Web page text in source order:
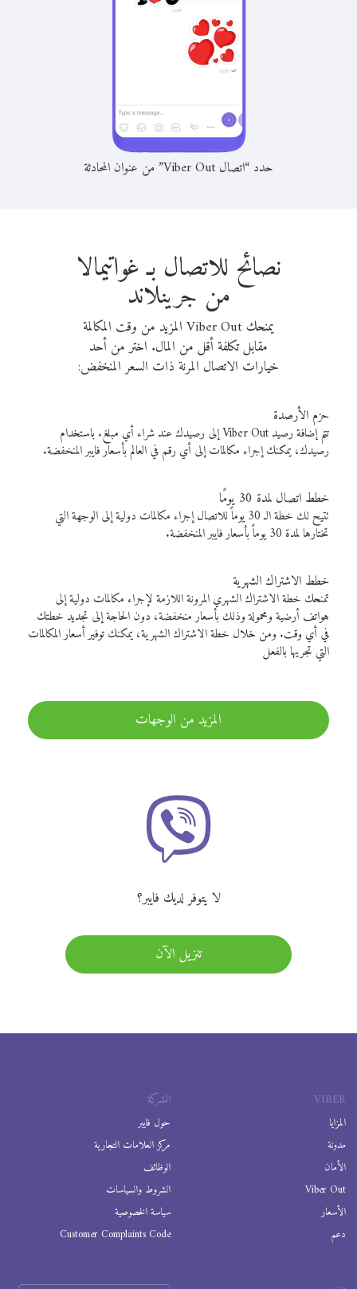
حدد “اتصال Viber Out” من عنوان المحادثة
نصائح للاتصال بـ غواتيمالا
من جرينلاند
يمنحك Viber Out المزيد من وقت المكالمة
مقابل تكلفة أقل من المال. اختر من أحد
خيارات الاتصال المرنة ذات السعر المنخفض:
حزم الأرصدة
تتم إضافة رصيد Viber Out إلى رصيدك عند شراء أي مبلغ. باستخدام
رصيدك، يمكنك إجراء مكالمات إلى أي رقم في العالم بأسعار فايبر المنخفضة.
خطط اتصال لمدة 30 يومًا
تتيح لك خطة الـ 30 يوماً للاتصال إجراء مكالمات دولية إلى الوجهة التي
تختارها لمدة 30 يوماً بأسعار فايبر المنخفضة.
خطط الاشتراك الشهرية
تمنحك خطة الاشتراك الشهري المرونة اللازمة لإجراء مكالمات دولية إلى
هواتف أرضية ومحمولة وذلك بأسعار منخفضة، دون الحاجة إلى تجديد خطتك
في أي وقت. ومن خلال خطة الاشتراك الشهرية، يمكنك توفير أسعار المكالمات
التي تجريها بالفعل
المزيد من الوجهات
لا يتوفر لديك فايبر؟
تنزيل الآن
VIBER
المزايا
مدونة
الأمان
Viber Out
الأسعار
دعم
الشركة
حول فايبر
مركز العلامات التجارية
الوظائف
الشروط والسياسات
سياسة الخصوصية
Customer Complaints Code